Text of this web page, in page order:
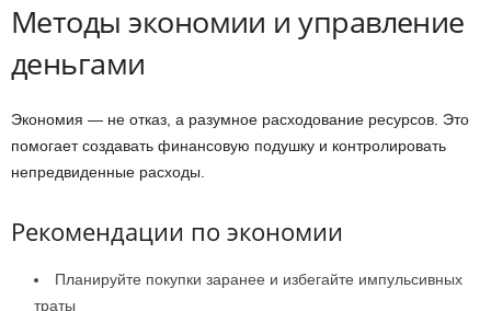
Методы экономии и управление
деньгами
Экономия — не отказ, а разумное расходование ресурсов. Это
помогает создавать финансовую подушку и контролировать
непредвиденные расходы.
Рекомендации по экономии
Планируйте покупки заранее и избегайте импульсивных
траты